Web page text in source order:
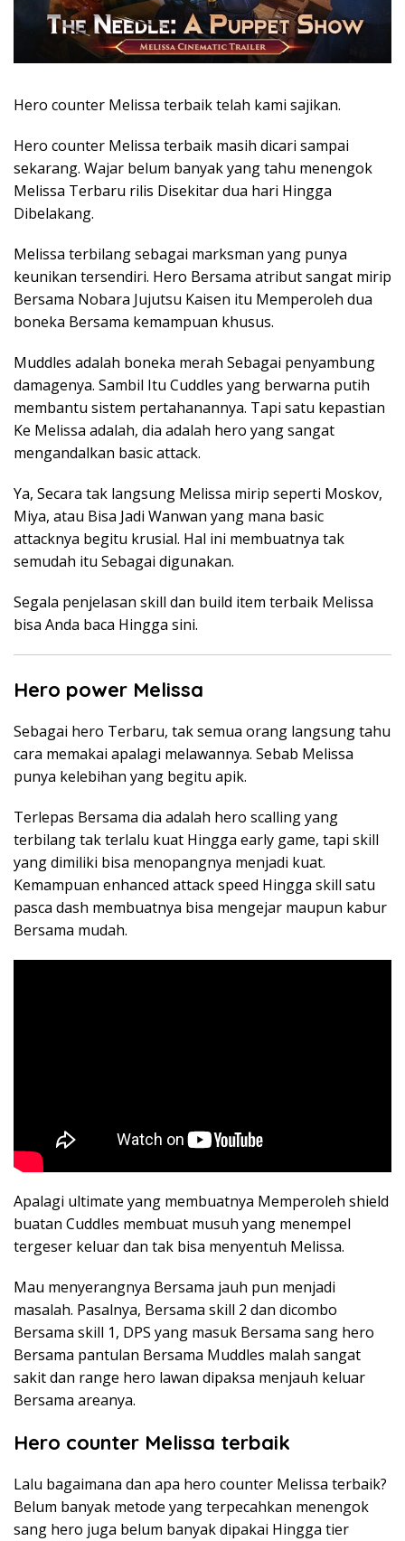
Hero counter Melissa terbaik telah kami sajikan.
Hero counter Melissa terbaik masih dicari sampai
sekarang. Wajar belum banyak yang tahu menengok
Melissa Terbaru rilis Disekitar dua hari Hingga
Dibelakang.
Melissa terbilang sebagai marksman yang punya
keunikan tersendiri. Hero Bersama atribut sangat mirip
Bersama Nobara Jujutsu Kaisen itu Memperoleh dua
boneka Bersama kemampuan khusus.
Muddles adalah boneka merah Sebagai penyambung
damagenya. Sambil Itu Cuddles yang berwarna putih
membantu sistem pertahanannya. Tapi satu kepastian
Ke Melissa adalah, dia adalah hero yang sangat
mengandalkan basic attack.
Ya, Secara tak langsung Melissa mirip seperti Moskov,
Miya, atau Bisa Jadi Wanwan yang mana basic
attacknya begitu krusial. Hal ini membuatnya tak
semudah itu Sebagai digunakan.
Segala penjelasan skill dan build item terbaik Melissa
bisa Anda baca Hingga sini.
Hero power Melissa
Sebagai hero Terbaru, tak semua orang langsung tahu
cara memakai apalagi melawannya. Sebab Melissa
punya kelebihan yang begitu apik.
Terlepas Bersama dia adalah hero scalling yang
terbilang tak terlalu kuat Hingga early game, tapi skill
yang dimiliki bisa menopangnya menjadi kuat.
Kemampuan enhanced attack speed Hingga skill satu
pasca dash membuatnya bisa mengejar maupun kabur
Bersama mudah.
Apalagi ultimate yang membuatnya Memperoleh shield
buatan Cuddles membuat musuh yang menempel
tergeser keluar dan tak bisa menyentuh Melissa.
Mau menyerangnya Bersama jauh pun menjadi
masalah. Pasalnya, Bersama skill 2 dan dicombo
Bersama skill 1, DPS yang masuk Bersama sang hero
Bersama pantulan Bersama Muddles malah sangat
sakit dan range hero lawan dipaksa menjauh keluar
Bersama areanya.
Hero counter Melissa terbaik
Lalu bagaimana dan apa hero counter Melissa terbaik?
Belum banyak metode yang terpecahkan menengok
sang hero juga belum banyak dipakai Hingga tier